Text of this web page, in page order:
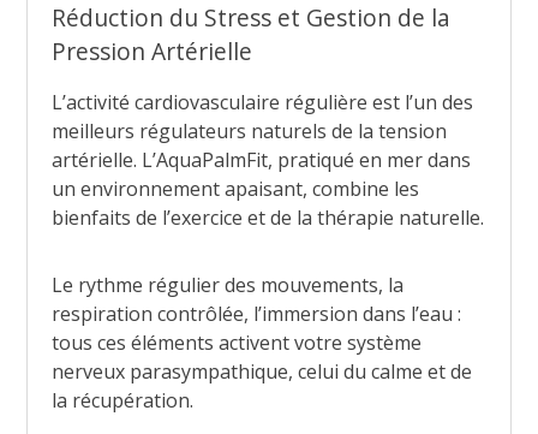
Réduction du Stress et Gestion de la
Pression Artérielle
L’activité cardiovasculaire régulière est l’un des
meilleurs régulateurs naturels de la tension
artérielle. L’AquaPalmFit, pratiqué en mer dans
un environnement apaisant, combine les
bienfaits de l’exercice et de la thérapie naturelle.
Le rythme régulier des mouvements, la
respiration contrôlée, l’immersion dans l’eau :
tous ces éléments activent votre système
nerveux parasympathique, celui du calme et de
la récupération.